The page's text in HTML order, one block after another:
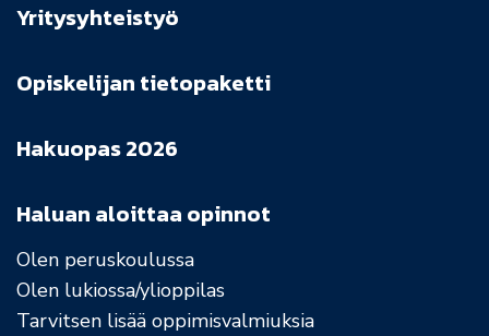
Haluan aloittaa opinnot
Olen peruskoulussa
Olen lukiossa/ylioppilas
Tarvitsen lisää oppimisvalmiuksia
Yritysyhteistyö
Opiskelijan tietopaketti
Hakuopas 2026